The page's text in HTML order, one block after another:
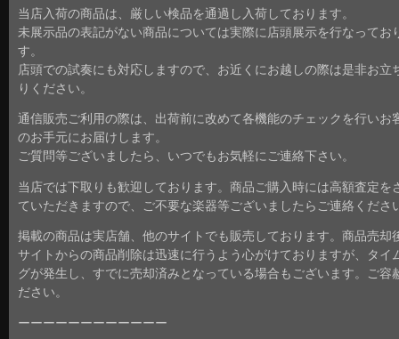
当店入荷の商品は、厳しい検品を通過し入荷しております。
未展示品の表記がない商品については実際に店頭展示を行なってお
す。
店頭での試奏にも対応しますので、お近くにお越しの際は是非お立
りください。
通信販売ご利用の際は、出荷前に改めて各機能のチェックを行いお
のお手元にお届けします。
ご質問等ございましたら、いつでもお気軽にご連絡下さい。
当店では下取りも歓迎しております。商品ご購入時には高額査定を
ていただきますので、ご不要な楽器等ございましたらご連絡くださ
掲載の商品は実店舗、他のサイトでも販売しております。商品売却
サイトからの商品削除は迅速に行うよう心がけておりますが、タイ
グが発生し、すでに売却済みとなっている場合もございます。ご容
ださい。
ーーーーーーーーーーーー